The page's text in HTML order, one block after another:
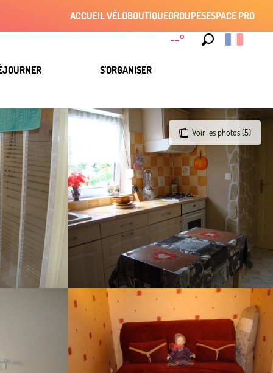
--°
ACCUEIL VÉLOBOUTIQUEGROUPESESPACE PRO
S'ORGANISER
Voir les photos (5)